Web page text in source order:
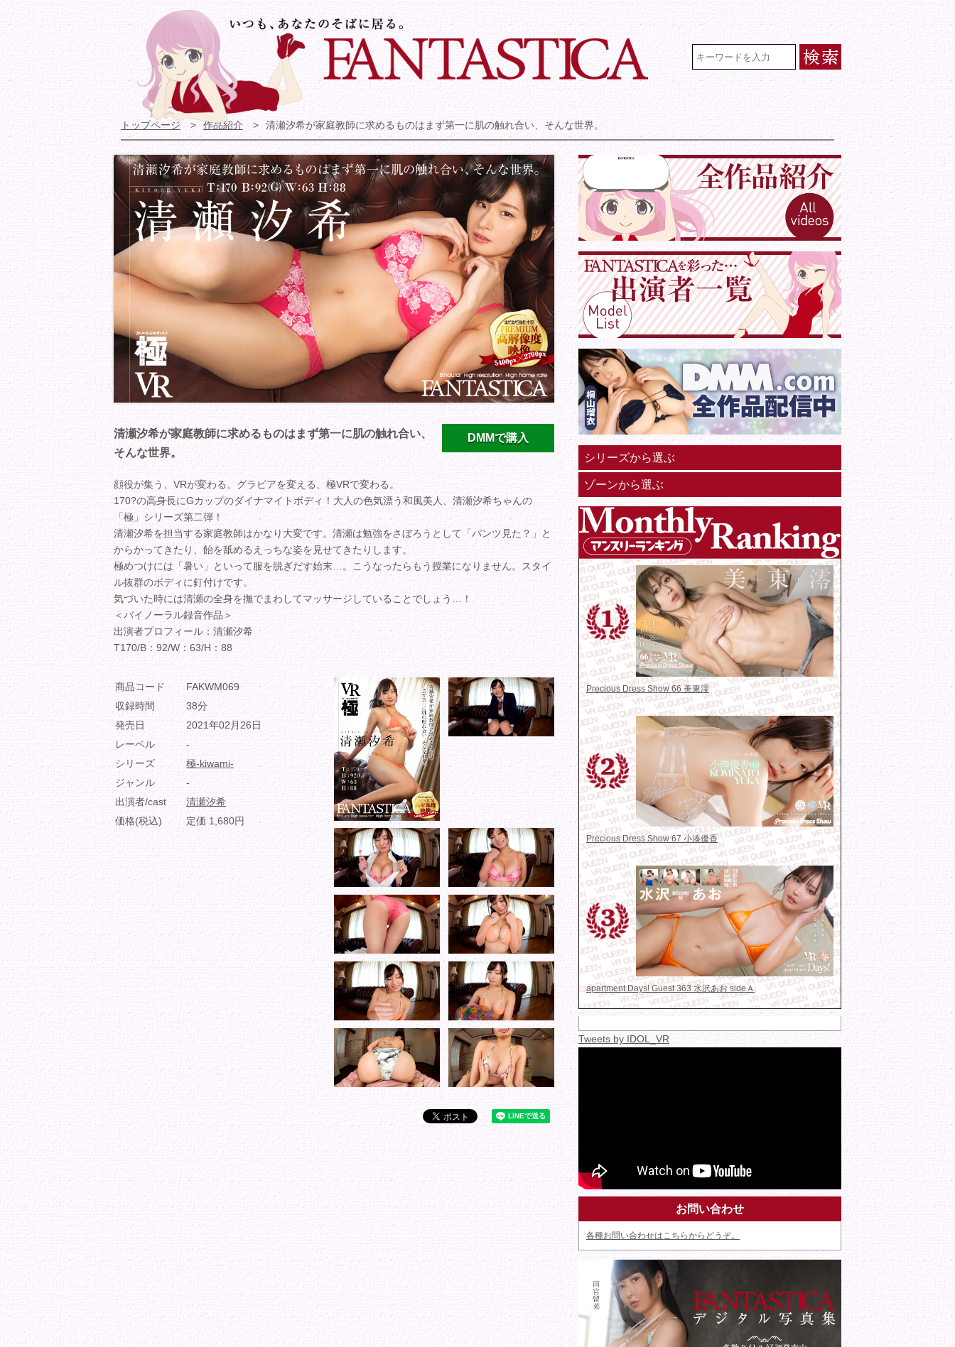
VR専門★アイドル・モデル・グ
トップページ 作品紹介 清瀬汐希が家庭教師に求めるものはまず第一に肌の触れ合い、そんな世界。
清瀬汐希が家庭教師に求めるものはまず第一に肌の触れ合い、
そんな世界。
DMMで購入
顔役が集う、VRが変わる。グラビアを変える、極VRで変わる。
170?の高身長にGカップのダイナマイトボディ！大人の色気漂う和風美人、清瀬汐希ちゃんの
「極」シリーズ第二弾！
清瀬汐希を担当する家庭教師はかなり大変です。清瀬は勉強をさぼろうとして「パンツ見た？」と
からかってきたり、飴を舐めるえっちな姿を見せてきたりします。
極めつけには「暑い」といって服を脱ぎだす始末…。こうなったらもう授業になりません。スタイ
ル抜群のボディに釘付けです。
気づいた時には清瀬の全身を撫でまわしてマッサージしていることでしょう…！
＜バイノーラル録音作品＞
出演者プロフィール：清瀬汐希
T170/B：92/W：63/H：88
商品コード
FAKWM069
収録時間
38分
発売日
2021年02月26日
レーベル
-
シリーズ
極-kiwami-
ジャンル
-
出演者/cast
清瀬汐希
価格(税込)
定価 1,680円
シリーズから選ぶ
ゾーンから選ぶ
Precious Dress Show 66 美東澪
Precious Dress Show 67 小湊優香
apartment Days! Guest 363 水沢あお sideＡ
Tweets by IDOL_VR
お問い合わせ
各種お問い合わせはこちらからどうぞ。